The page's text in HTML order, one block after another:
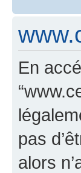
En
pas
alors